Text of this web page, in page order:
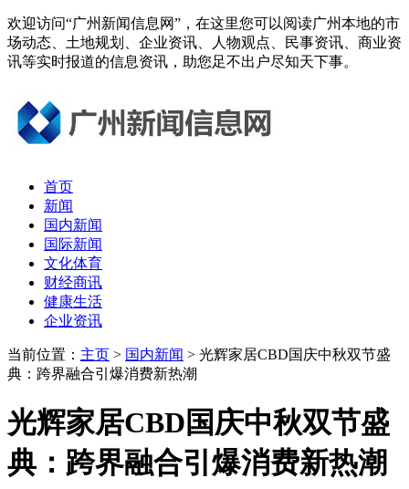
欢迎访问“广州新闻信息网”，在这里您可以阅读广州本地的市
场动态、土地规划、企业资讯、人物观点、民事资讯、商业资
讯等实时报道的信息资讯，助您足不出户尽知天下事。
首页
新闻
国内新闻
国际新闻
文化体育
财经商讯
健康生活
企业资讯
当前位置： 主页 > 国内新闻 > 光辉家居CBD国庆中秋双节盛
典：跨界融合引爆消费新热潮
光辉家居CBD国庆中秋双节盛
典：跨界融合引爆消费新热潮